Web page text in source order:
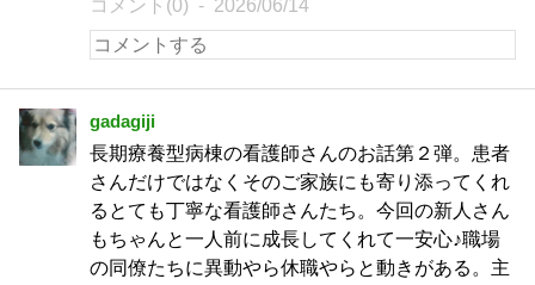
コメント(0) 2026/06/14
gadagiji
長期療養型病棟の看護師さんのお話第２弾。患者
さんだけではなくそのご家族にも寄り添ってくれ
るとても丁寧な看護師さんたち。今回の新人さん
もちゃんと一人前に成長してくれて一安心♪職場
の同僚たちに異動やら休職やらと動きがある。主